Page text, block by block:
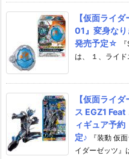
【仮面ライ
01』変身な
発売予定☆
は、 １、ライ
【仮面ライ
ス EGZ1
ィギュア予
定♪
『装動 仮
イダーゼッツ』